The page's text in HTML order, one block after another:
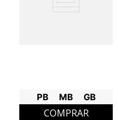
PB MB GB
COMPRAR